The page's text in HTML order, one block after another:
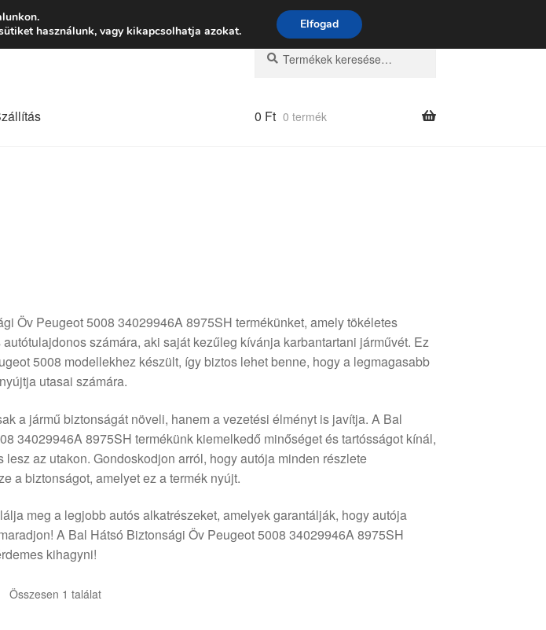
Hétfő-Péntek 9:00–16:0006 80 088 054
Keresés
Keresés
0 Ft 0 termék
Öv Peugeot 5008 34029946A 8975SH termékünket, amely tökéletes
számára, aki saját kezűleg kívánja karbantartani járművét. Ez
5008 modellekhez készült, így biztos lehet benne, hogy a legmagasabb
utasai számára.
a jármű biztonságát növeli, hanem a vezetési élményt is javítja. A Bal
34029946A 8975SH termékünk kiemelkedő minőséget és tartósságot kínál,
lesz az utakon. Gondoskodjon arról, hogy autója minden részlete
a biztonságot, amelyet ez a termék nyújt.
meg a legjobb autós alkatrészeket, amelyek garantálják, hogy autója
A Bal Hátsó Biztonsági Öv Peugeot 5008 34029946A 8975SH
kihagyni!
Összesen 1 találat
használunk, vagy kikapcsolhatja azokat. Elfogad